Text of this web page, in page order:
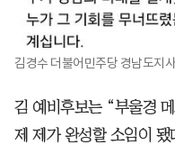
김경수 더불어민주당 경남도지
김 예비후보는 “부울경
제 제가 완성할 소임이